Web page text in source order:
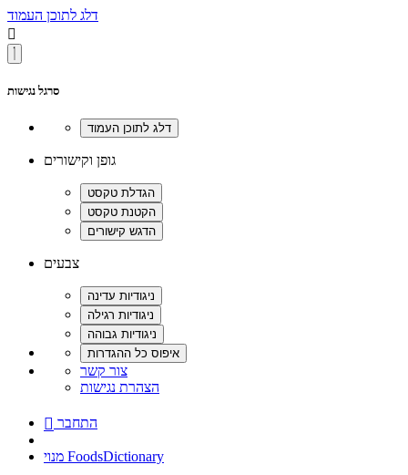
דלג לתוכן העמוד

סרגל נגישות
גופן וקישורים
צבעים
צור קשר
הצהרת נגישות
 התחבר
מנוי FoodsDictionary